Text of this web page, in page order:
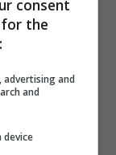
è cercare
più
voglia di
c’è e
prezzo le
consent
the
advertising and
and
device